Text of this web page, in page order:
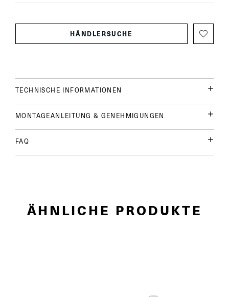
HÄNDLERSUCHE
TECHNISCHE INFORMATIONEN
MONTAGEANLEITUNG & GENEHMIGUNGEN
FAQ
ÄHNLICHE PRODUKTE